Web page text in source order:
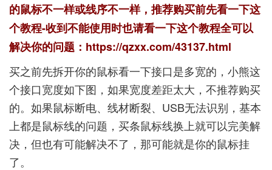
的鼠标不一样或线序不一样，推荐购买前先看一下这
个教程-收到不能使用时也请看一下这个教程全可以
解决你的问题： https://qzxx.com/43137.html
买之前先拆开你的鼠标看一下接口是多宽的，小熊这
个接口宽度如下图，如果宽度差距太大，不推荐购买
的。如果鼠标断电、线材断裂、USB无法识别，基本
上都是鼠标线的问题，买条鼠标线换上就可以完美解
决，但也有可能解决不了，那可能就是你的鼠标挂
了。